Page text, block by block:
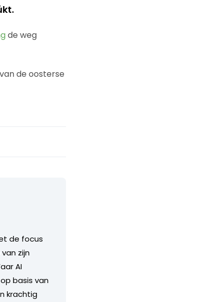
de weg
de oosterse
de focus
zijn
AI
basis van
krachtig